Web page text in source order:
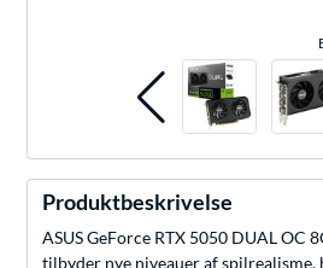
Produktbeskrivelse
ASUS GeForce RTX 5050 DUAL
tilbyder nye niveauer af